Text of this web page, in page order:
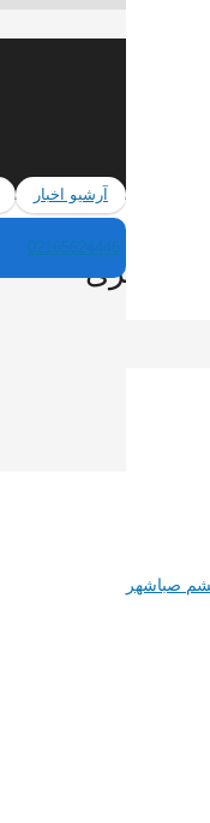
صباشهر
آرشیو اخبار
02165624446
شهری